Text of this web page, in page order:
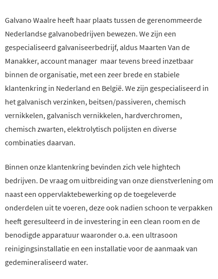
Galvano Waalre heeft haar plaats tussen de gerenommeerde
Nederlandse galvanobedrijven bewezen. We zijn een
gespecialiseerd galvaniseerbedrijf, aldus Maarten Van de
Manakker, account manager maar tevens breed inzetbaar
binnen de organisatie, met een zeer brede en stabiele
klantenkring in Nederland en België. We zijn gespecialiseerd in
het galvanisch verzinken, beitsen/passiveren, chemisch
vernikkelen, galvanisch vernikkelen, hardverchromen,
chemisch zwarten, elektrolytisch polijsten en diverse
combinaties daarvan.
Binnen onze klantenkring bevinden zich vele hightech
bedrijven. De vraag om uitbreiding van onze dienstverlening om
naast een oppervlaktebewerking op de toegeleverde
onderdelen uit te voeren, deze ook nadien schoon te verpakken
heeft geresulteerd in de investering in een clean room en de
benodigde apparatuur waaronder o.a. een ultrasoon
reinigingsinstallatie en een installatie voor de aanmaak van
gedemineraliseerd water.